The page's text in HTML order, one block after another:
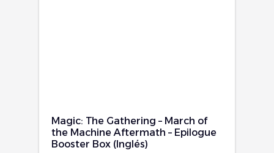
Magic: The Gathering – March of
the Machine Aftermath – Epilogue
Booster Box (Inglés)